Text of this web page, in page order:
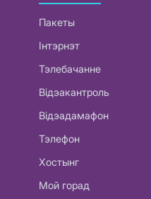
Пакеты
Інтэрнэт
Тэлебачанне
Відэакантроль
Відэадамафон
Тэлефон
Хостынг
Мой горад